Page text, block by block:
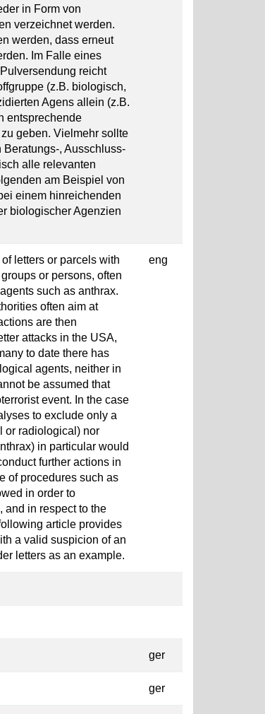
in Form von
verzeichnet werden.
werden, dass erneut
Im Falle eines
reicht
(z.B. biologisch,
Agens allein (z.B.
entsprechende
geben. Vielmehr sollte
, Ausschluss-
alle relevanten
am Beispiel von
einem hinreichenden
biologischer Agenzien
letters or parcels with
or persons, often
such as anthrax.
often aim at
are then
attacks in the USA,
to date there has
agents, neither in
be assumed that
event. In the case
to exclude only a
or radiological) nor
in particular would
further actions in
of procedures such as
in order to
and in respect to the
article provides
a valid suspicion of an
letters as an example.
eng
ger
ger